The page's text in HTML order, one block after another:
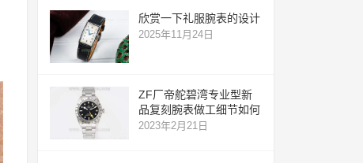
欣赏一下礼服腕表的设计
2025年11月24日
ZF厂帝舵碧湾专业型新
品复刻腕表做工细节如何
2023年2月21日